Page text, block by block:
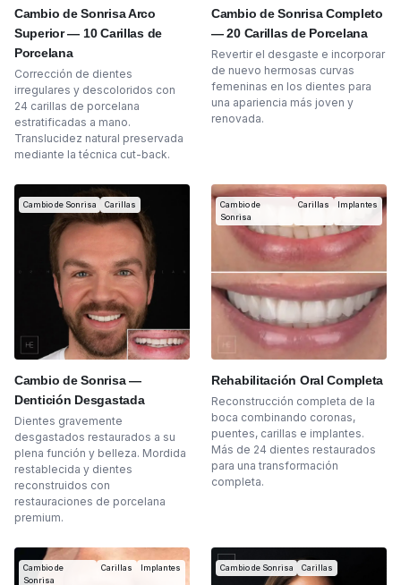
Cambio de Sonrisa Arco
Superior — 10 Carillas de
Porcelana
Corrección de dientes
irregulares y descoloridos con
24 carillas de porcelana
estratificadas a mano.
Translucidez natural preservada
mediante la técnica cut-back.
Cambio de Sonrisa Completo
— 20 Carillas de Porcelana
Revertir el desgaste e incorporar
de nuevo hermosas curvas
femeninas en los dientes para
una apariencia más joven y
renovada.
Cambio de Sonrisa Carillas
Cambio de Sonrisa —
Dentición Desgastada
Dientes gravemente
desgastados restaurados a su
plena función y belleza. Mordida
restablecida y dientes
reconstruidos con
restauraciones de porcelana
premium.
Cambio de
Sonrisa
Carillas Implantes
Rehabilitación Oral Completa
Reconstrucción completa de la
boca combinando coronas,
puentes, carillas e implantes.
Más de 24 dientes restaurados
para una transformación
completa.
Cambio de
Sonrisa
Carillas Implantes Cambio de Sonrisa Carillas